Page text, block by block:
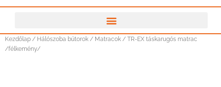
Kezdőlap / Hálószoba bútorok / Matracok / TR-EX táskarugós matrac
/félkemény/